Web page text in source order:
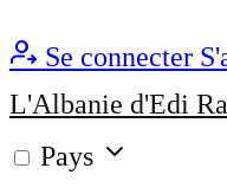
Se connecter
L'Albanie d'Edi
Pays